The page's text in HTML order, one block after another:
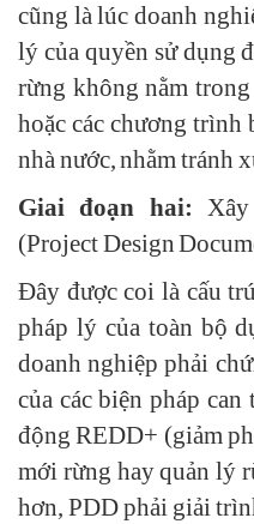
cũng là lúc doanh
lý của quyền sử dụng
rừng không nằm
hoặc các chương trình
nhà nước, nhằm tránh
Giai đoạn hai:
(Project Design
Đây được coi là cấu
pháp lý của toàn bộ
doanh nghiệp phải
của các biện pháp
động REDD+ (giảm
mới rừng hay quản lý
hơn, PDD phải giải